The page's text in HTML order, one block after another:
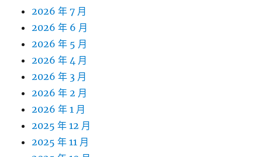
2026 年 7 月
2026 年 6 月
2026 年 5 月
2026 年 4 月
2026 年 3 月
2026 年 2 月
2026 年 1 月
2025 年 12 月
2025 年 11 月